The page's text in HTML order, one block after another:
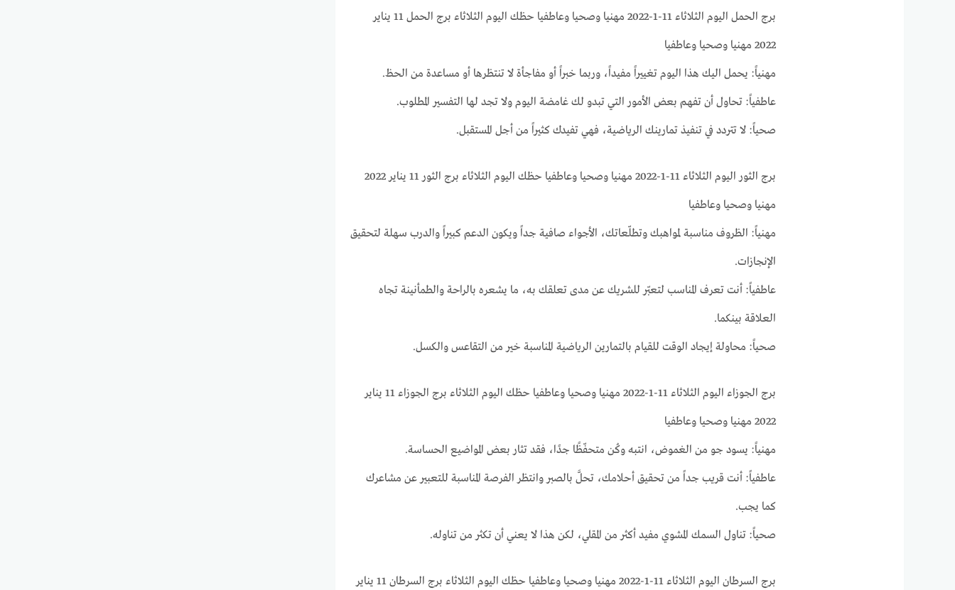
برج الحمل اليوم الثلاثاء 11-1-2022 مهنيا وصحيا وعاطفيا حظك اليوم الثلاثاء برج الحمل 11 يناير
2022 مهنيا وصحيا وعاطفيا
مهنياً: يحمل اليك هذا اليوم تغييراً مفيداً، وربما خبراً أو مفاجأة لا تنتظرها أو مساعدة من الحظ.
عاطفياً: تحاول أن تفهم بعض الأمور التي تبدو لك غامضة اليوم ولا تجد لها التفسير المطلوب.
صحياً: لا تتردد في تنفيذ تمارينك الرياضية، فهي تفيدك كثيراً من أجل المستقبل.
برج الثور اليوم الثلاثاء 11-1-2022 مهنيا وصحيا وعاطفيا حظك اليوم الثلاثاء برج الثور 11 يناير 2022
مهنيا وصحيا وعاطفيا
مهنياً: الظروف مناسبة لمواهبك وتطلّعاتك، الأجواء صافية جداً ويكون الدعم كبيراً والدرب سهلة لتحقيق
الإنجازات.
عاطفياً: أنت تعرف المناسب لتعبّر للشريك عن مدى تعلقك به، ما يشعره بالراحة والطمأنينة تجاه
العلاقة بينكما.
صحياً: محاولة إيجاد الوقت للقيام بالتمارين الرياضية المناسبة خير من التقاعس والكسل.
برج الجوزاء اليوم الثلاثاء 11-1-2022 مهنيا وصحيا وعاطفيا حظك اليوم الثلاثاء برج الجوزاء 11 يناير
2022 مهنيا وصحيا وعاطفيا
مهنياً: يسود جو من الغموض، انتبه وكُن متحفّظًا جدًا، فقد تثار بعض المواضيع الحساسة.
عاطفياً: أنت قريب جداً من تحقيق أحلامك، تحلَّ بالصبر وانتظر الفرصة المناسبة للتعبير عن مشاعرك
كما يجب.
صحياً: تناول السمك المشوي مفيد أكثر من المقلي، لكن هذا لا يعني أن تكثر من تناوله.
برج السرطان اليوم الثلاثاء 11-1-2022 مهنيا وصحيا وعاطفيا حظك اليوم الثلاثاء برج السرطان 11 يناير